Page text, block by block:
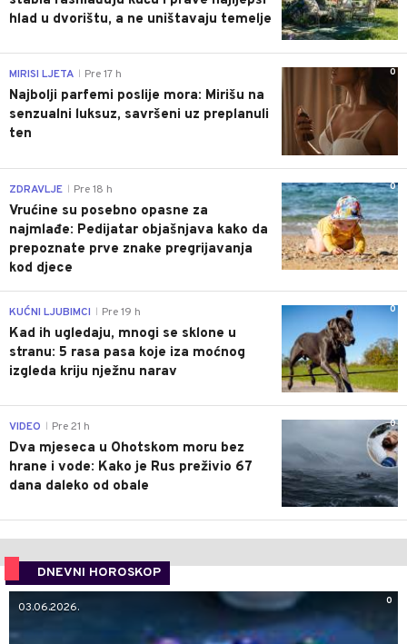
hlad u dvorištu, a ne uništavaju temelje
0
MIRISI LJETA Pre 17 h
Najbolji parfemi poslije mora: Mirišu na
senzualni luksuz, savršeni uz preplanuli
ten
0
ZDRAVLJE Pre 18 h
Vrućine su posebno opasne za
najmlađe: Pedijatar objašnjava kako da
prepoznate prve znake pregrijavanja
kod djece
0
KUĆNI LJUBIMCI Pre 19 h
Kad ih ugledaju, mnogi se sklone u
stranu: 5 rasa pasa koje iza moćnog
izgleda kriju nježnu narav
0
VIDEO Pre 21 h
Dva mjeseca u Ohotskom moru bez
hrane i vode: Kako je Rus preživio 67
dana daleko od obale
DNEVNI HOROSKOP
0
03.06.2026.